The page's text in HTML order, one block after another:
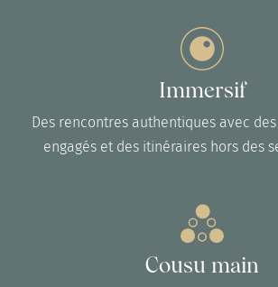
Immersif
Des rencontres authentiques avec
engagés et des itinéraires hors des
Cousu main